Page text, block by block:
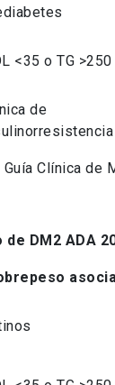
<35 o TG >250
de
Clínica de
DM2 ADA